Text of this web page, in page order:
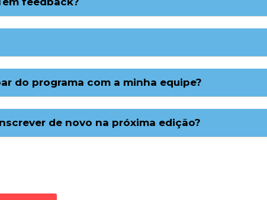
do programa com a minha equipe?
de novo na próxima edição?